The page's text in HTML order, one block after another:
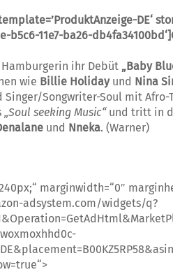
DE‘
b5c6-11e7-ba26-
ihr Debüt „Baby
wie Billie Holidayund Nina
Singer/Songwriter-So­ul mit
„Soul seeking Music“ und tritt in
und Nneka. (Warner)
marginwidth=“0″
adsystem.com/widgets/q?